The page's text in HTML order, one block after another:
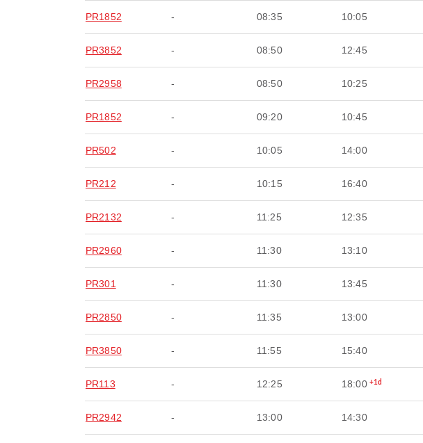
PR1852 - 08:35 10:05
PR3852 - 08:50 12:45
PR2958 - 08:50 10:25
PR1852 - 09:20 10:45
PR502 - 10:05 14:00
PR212 - 10:15 16:40
PR2132 - 11:25 12:35
PR2960 - 11:30 13:10
PR301 - 11:30 13:45
PR2850 - 11:35 13:00
PR3850 - 11:55 15:40
PR113 - 12:25 18:00 +1d
PR2942 - 13:00 14:30